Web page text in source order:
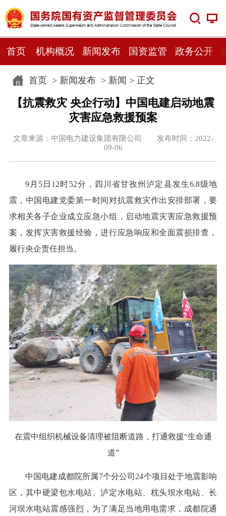
首页 机构概况 新闻发布 国资监管 政务公开
首页> 新闻发布> 新闻 > 正文
【抗震救灾 央企行动】中国电建启动地震
灾害应急救援预案
文章来源：中国电力建设集团有限公司 发布时间：2022-
09-06
9月5日12时52分，四川省甘孜州泸定县发生6.8级地
震，中国电建党委第一时间对抗震救灾作出安排部署，要
求相关各子企业成立应急小组，启动地震灾害应急救援预
案，发挥灾害救援经验，进行应急响应和全面震损排查，
履行央企责任担当。
在震中组织机械设备清理被阻断道路，打通救援“生命通
道”
中国电建成都院所属7个分公司24个项目处于地震影响
区，其中硬梁包水电站、泸定水电站、枕头坝水电站、长
河坝水电站震感强烈，为了满足当地用电需求，成都院通